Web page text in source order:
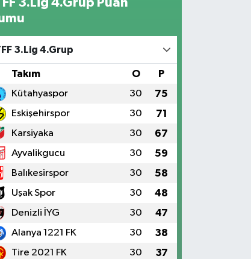
3.Lig 4.Grup
Takım O P
Kütahyaspor 30 75
Eskişehirspor 30 71
Karsiyaka 30 67
Ayvalikgucu 30 59
Balıkesirspor 30 58
Uşak Spor 30 48
Denizli İYG 30 47
Alanya 1221 FK 30 38
Tire 2021 FK 30 37